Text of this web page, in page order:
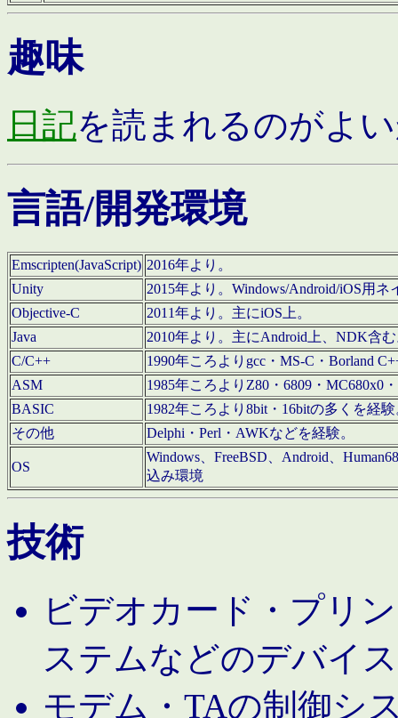
趣味
日記を読まれるのがよ
言語/開発環境
Emscripten(JavaScript) 2016年より。
Unity
2015年より。Windows/Android/iOS用
Objective-C
2011年より。主にiOS上。
Java
2010年より。主にAndroid上、NDK含
C/C++
1990年ころよりgcc・MS-C・Borland
ASM
1985年ころよりZ80・6809・MC680x0
BASIC
1982年ころより8bit・16bitの多くを経
その他
Delphi・Perl・AWKなどを経験。
OS
Windows、FreeBSD、Android、
込み環境
技術
ビデオカード・プリ
ステムなどのデバイ
モデム・TAの制御シ